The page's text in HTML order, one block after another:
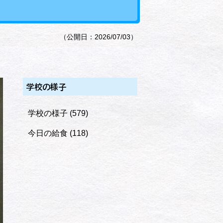
（公開日：2026/07/03）
学校の様子
学校の様子 (579)
今日の給食 (118)